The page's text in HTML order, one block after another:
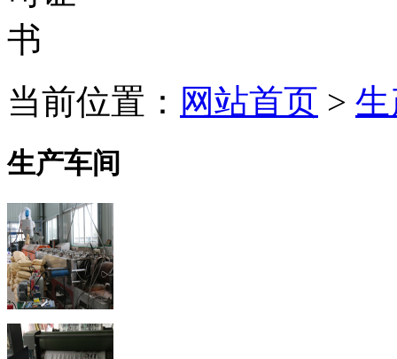
当前位置： 网站首页 >
生产车间